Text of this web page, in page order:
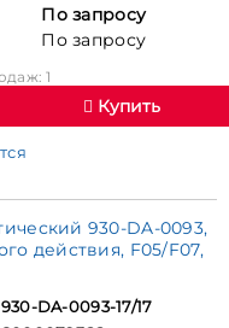
По запросу
По запросу
1
Купить
930-DA-0093,
действия, F05/F07,
930-DA-0093-17/17